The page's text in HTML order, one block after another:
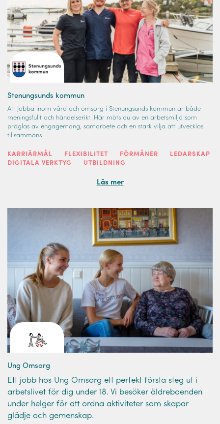
Stenungsunds kommun
Att jobba inom vård och omsorg i Stenungsunds kommun är både
meningsfullt och händelserikt. Här möts du av en arbetsmiljö som
präglas av engagemang, samarbete och en stark vilja att utvecklas
tillsammans.
KARRIÄRMÅL FLEXIBILITET FÖRMÅNER
LEDARSKAP
DIGITALA VERKTYG
UTBILDNING
Läs mer
Ung Omsorg
Ett jobb hos Ung Omsorg ett perfekt första steg ut i
arbetslivet för dig under 18. Vi besöker äldreboenden
under helger för att ordna aktiviteter som skapar
glädje och gemenskap.